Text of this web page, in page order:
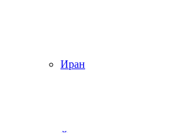
Иран